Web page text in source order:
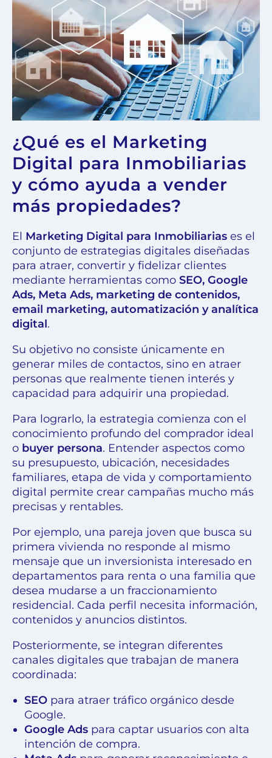
¿Qué es el Marketing
Digital para Inmobiliarias
y cómo ayuda a vender
más propiedades?
El Marketing Digital para Inmobiliarias es el
conjunto de estrategias digitales diseñadas
para atraer, convertir y fidelizar clientes
mediante herramientas como SEO, Google
Ads, Meta Ads, marketing de contenidos,
email marketing, automatización y analítica
digital.
Su objetivo no consiste únicamente en
generar miles de contactos, sino en atraer
personas que realmente tienen interés y
capacidad para adquirir una propiedad.
Para lograrlo, la estrategia comienza con el
conocimiento profundo del comprador ideal
o buyer persona. Entender aspectos como
su presupuesto, ubicación, necesidades
familiares, etapa de vida y comportamiento
digital permite crear campañas mucho más
precisas y rentables.
Por ejemplo, una pareja joven que busca su
primera vivienda no responde al mismo
mensaje que un inversionista interesado en
departamentos para renta o una familia que
desea mudarse a un fraccionamiento
residencial. Cada perfil necesita información,
contenidos y anuncios distintos.
Posteriormente, se integran diferentes
canales digitales que trabajan de manera
coordinada:
SEO para atraer tráfico orgánico desde
Google.
Google Ads para captar usuarios con alta
intención de compra.